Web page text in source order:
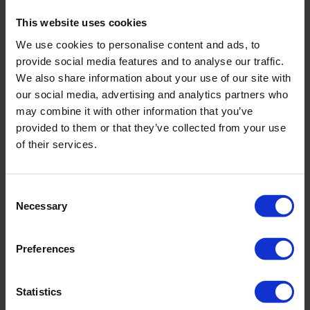
This website uses cookies
We use cookies to personalise content and ads, to
provide social media features and to analyse our traffic.
We also share information about your use of our site with
our social media, advertising and analytics partners who
may combine it with other information that you’ve
provided to them or that they’ve collected from your use
of their services.
Selection
Necessary
Preferences
Statistics